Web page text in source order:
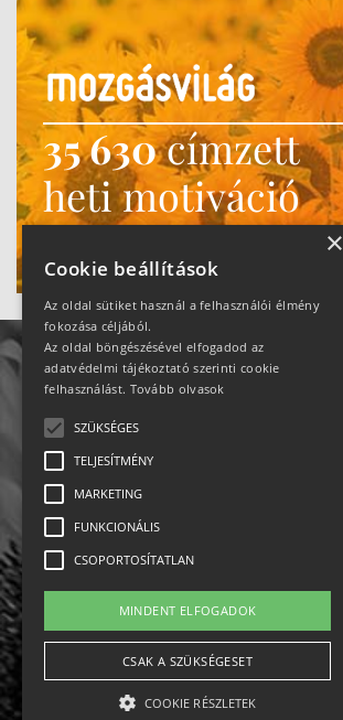
35 630címzett
heti motiváció
Ne maradj le!
Impresszum-kapcsolat
Jogi nyilatkozat
Rólunk
English
×
Cookie beállítások
Az oldal sütiket használ a felhasználói élmény
fokozása céljából.
Az oldal böngészésével elfogadod az
adatvédelmi tájékoztató szerinti cookie
felhasználást. Tovább olvasok
SZÜKSÉGES
TELJESÍTMÉNY
MARKETING
FUNKCIONÁLIS
CSOPORTOSÍTATLAN
MINDENT ELFOGADOK
CSAK A SZÜKSÉGESET
COOKIE RÉSZLETEK